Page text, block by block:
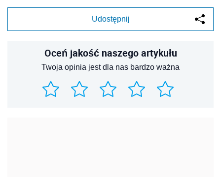
Udostępnij
Oceń jakość naszego artykułu
Twoja opinia jest dla nas bardzo ważna